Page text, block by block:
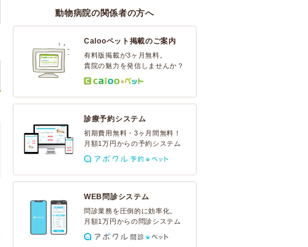
動物病院の関係者の方へ
Calooペット掲載のご案内
有料版掲載が3ヶ月無料。
貴院の魅力を発信しませんか？
診療予約システム
初期費用無料・3ヶ月間無料！
月額1万円からの予約システム
WEB問診システム
問診業務を圧倒的に効率化。
月額1万円からの問診システム